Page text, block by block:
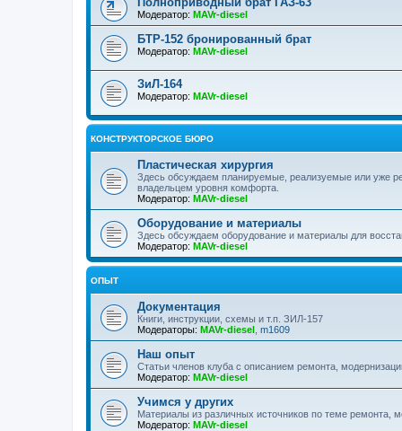
Модератор: MAVr-diesel
БТР-152 бронированный брат
Модератор: MAVr-diesel
ЗиЛ-164
Модератор: MAVr-diesel
КОНСТРУКТОРСКОЕ БЮРО
Пластическая хирургия
Здесь обсуждаем планируемые, реализуемые или уже
владельцем уровня комфорта.
Модератор: MAVr-diesel
Оборудование и материалы
Здесь обсуждаем оборудование и материалы для
Модератор: MAVr-diesel
ОПЫТ
Документация
Книги, инструкции, схемы и т.п. ЗИЛ-157
Модераторы: MAVr-diesel m1609
Наш опыт
Статьи членов клуба с описанием ремонта,
Модератор: MAVr-diesel
Учимся у других
Материалы из различных источников по теме ремонта,
Модератор: MAVr-diesel